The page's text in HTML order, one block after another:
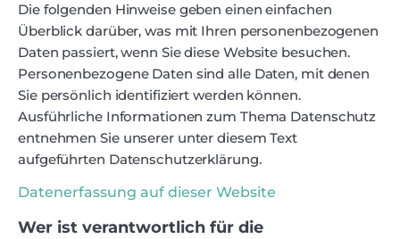
Die folgenden Hinweise geben einen einfachen
Überblick darüber, was mit Ihren personenbezogenen
Daten passiert, wenn Sie diese Website besuchen.
Personenbezogene Daten sind alle Daten, mit denen
Sie persönlich identifiziert werden können.
Ausführliche Informationen zum Thema Datenschutz
entnehmen Sie unserer unter diesem Text
aufgeführten Datenschutzerklärung.
Datenerfassung auf dieser Website
Wer ist verantwortlich für die